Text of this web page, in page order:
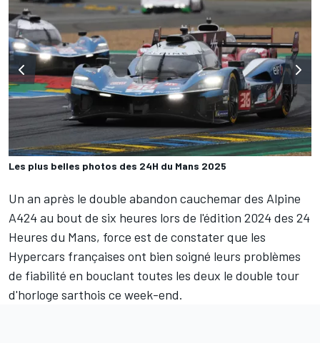
Les plus belles photos des 24H du Mans 2025
Un an après le double abandon cauchemardes Alpine
A424 au bout de six heures lors de l'édition 2024 des 24
Heures du Mans, force est de constater que les
Hypercars françaises ont bien soigné leurs problèmes
de fiabilité en bouclant toutes les deux le double tour
d'horloge sarthois ce week-end.